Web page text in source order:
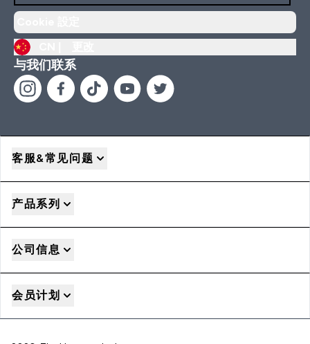
与我们联系
客服&常见问题
产品系列
公司信息
会员计划